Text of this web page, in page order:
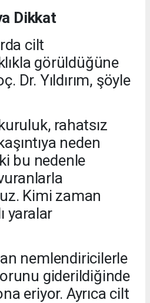
Dikkat
cilt
görüldüğüne
Dr. Yıldırım, şöyle
rahatsız
neden
bu nedenle
Kimi zaman
yaralar
nemlendiricilerle
giderildiğinde
eriyor. Ayrıca cilt